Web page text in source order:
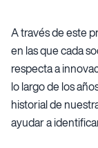
A través de este
en las que cada
respecta a
lo largo de los
historial de
ayudar a